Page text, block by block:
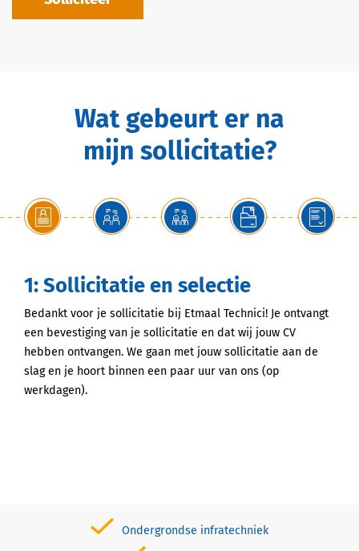
Wat gebeurt er na
mijn sollicitatie?
1: Sollicitatie en selectie
Bedankt voor je sollicitatie bij Etmaal Technici! Je ontvangt
een bevestiging van je sollicitatie en dat wij jouw CV
hebben ontvangen. We gaan met jouw sollicitatie aan de
slag en je hoort binnen een paar uur van ons (op
werkdagen).
Ondergrondse infratechniek